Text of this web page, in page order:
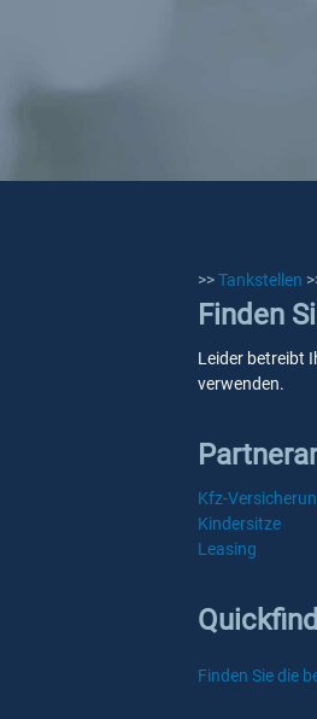
>>Tankstellen
Finden
Leider betreibt
verwenden.
Kfz-
Kindersitze
Leasing
Finden Sie die